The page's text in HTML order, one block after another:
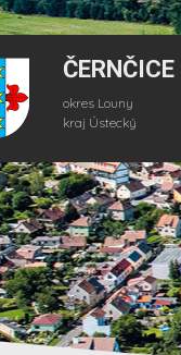
ČERNČICE
okres Louny
kraj Ústecký